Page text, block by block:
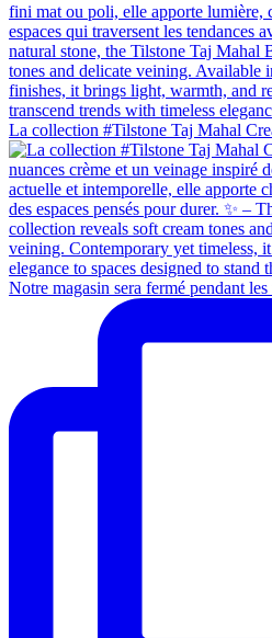
La collection #Tilstone Taj Mahal
Notre magasin sera fermé pendant les